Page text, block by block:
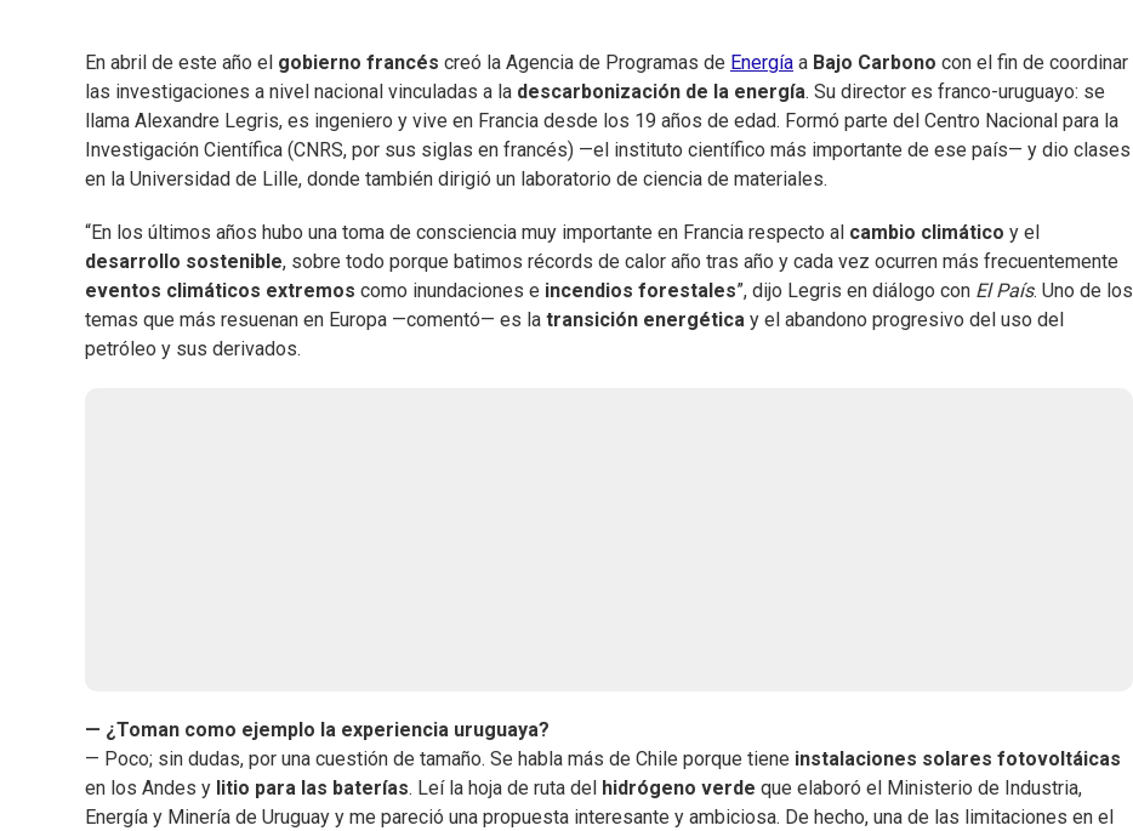
En abril de este año el gobierno francés creó la Agencia de Programas de Energía a Bajo Carbono con el fin de coordinar
las investigaciones a nivel nacional vinculadas a la descarbonización de la energía. Su director es franco-uruguayo: se
llama Alexandre Legris, es ingeniero y vive en Francia desde los 19 años de edad. Formó parte del Centro Nacional para la
Investigación Científica (CNRS, por sus siglas en francés) —el instituto científico más importante de ese país— y dio clases
en la Universidad de Lille, donde también dirigió un laboratorio de ciencia de materiales.
“En los últimos años hubo una toma de consciencia muy importante en Francia respecto al cambio climático y el
desarrollo sostenible, sobre todo porque batimos récords de calor año tras año y cada vez ocurren más frecuentemente
eventos climáticos extremos como inundaciones e incendios forestales”, dijo Legris en diálogo con El País. Uno de los
temas que más resuenan en Europa —comentó— es la transición energética y el abandono progresivo del uso del
petróleo y sus derivados.
— ¿Toman como ejemplo la experiencia uruguaya?
— Poco; sin dudas, por una cuestión de tamaño. Se habla más de Chile porque tiene instalaciones solares fotovoltáicas
en los Andes y litio para las baterías. Leí la hoja de ruta del hidrógeno verde que elaboró el Ministerio de Industria,
Energía y Minería de Uruguay y me pareció una propuesta interesante y ambiciosa. De hecho, una de las limitaciones en el